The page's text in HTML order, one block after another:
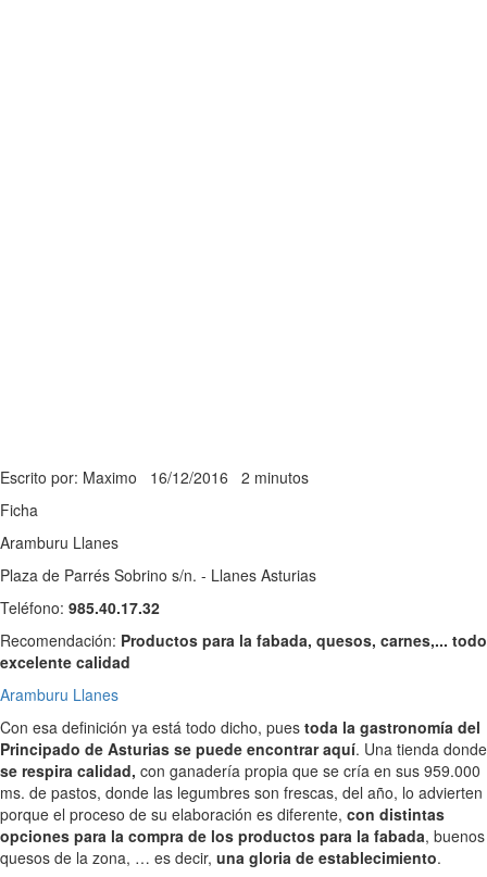
Escrito por: Maximo 16/12/2016 2 minutos
Ficha
Aramburu Llanes
Plaza de Parrés Sobrino s/n. - Llanes Asturias
Teléfono: 985.40.17.32
Recomendación: Productos para la fabada, quesos, carnes,... todo
excelente calidad
Aramburu Llanes
Con esa definición ya está todo dicho, pues toda la gastronomía del
Principado de Asturias se puede encontrar aquí. Una tienda donde
se respira calidad, con ganadería propia que se cría en sus 959.000
ms. de pastos, donde las legumbres son frescas, del año, lo advierten
porque el proceso de su elaboración es diferente, con distintas
opciones para la compra de los productos para la fabada, buenos
quesos de la zona, … es decir, una gloria de establecimiento.